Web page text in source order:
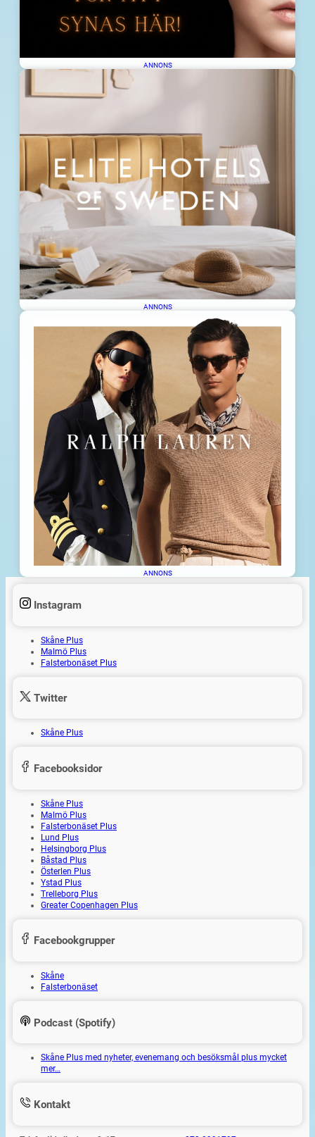
ANNONS
ANNONS
ANNONS
Instagram
Skåne Plus
Malmö Plus
Falsterbonäset Plus
Twitter
Skåne Plus
Facebooksidor
Skåne Plus
Malmö Plus
Falsterbonäset Plus
Lund Plus
Helsingborg Plus
Båstad Plus
Österlen Plus
Ystad Plus
Trelleborg Plus
Greater Copenhagen Plus
Facebookgrupper
Skåne
Falsterbonäset
Podcast (Spotify)
Skåne Plus med nyheter, evenemang och besöksmål plus mycket
mer…
Kontakt